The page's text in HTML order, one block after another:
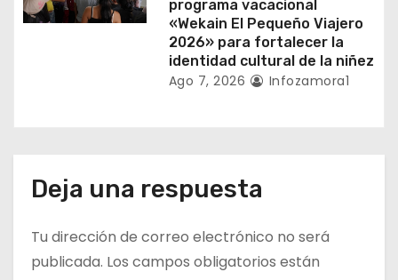
programa vacacional
«Wekain El Pequeño Viajero
2026» para fortalecer la
identidad cultural de la niñez
Ago 7, 2026 Infozamora1
Deja una respuesta
Tu dirección de correo electrónico no será
publicada. Los campos obligatorios están